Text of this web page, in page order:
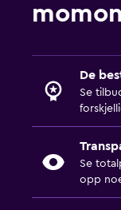
De
Se
Se
opp